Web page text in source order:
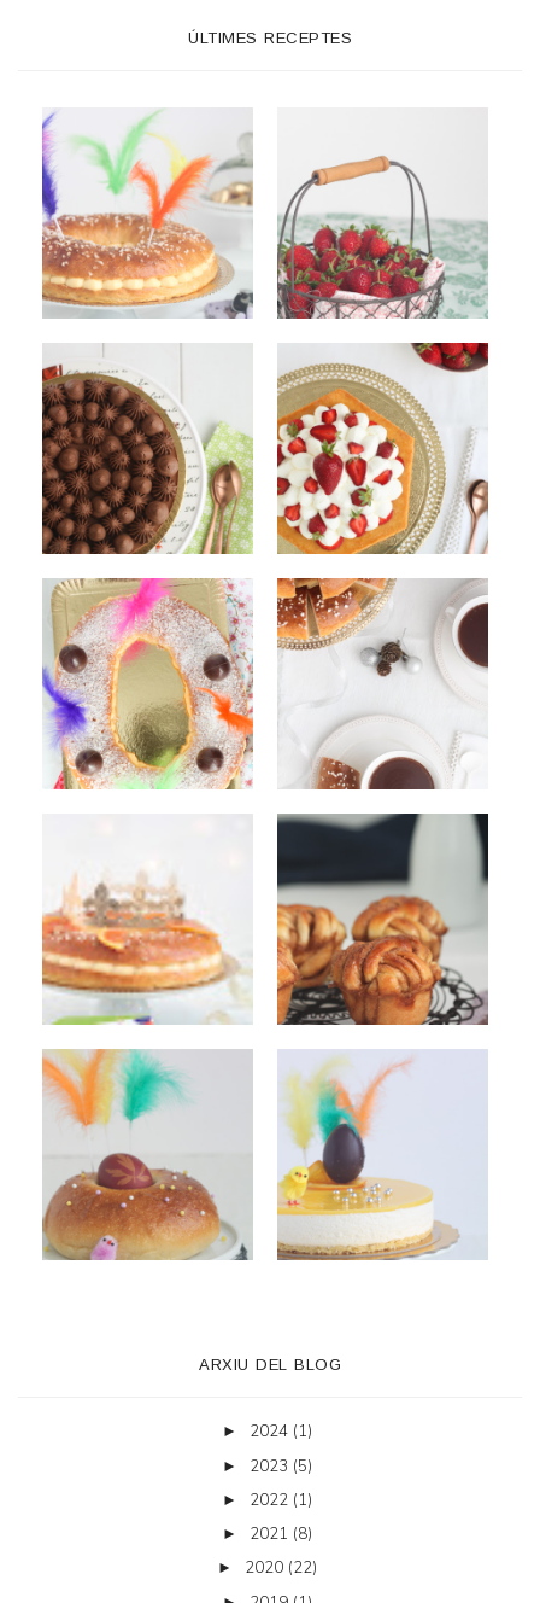
ÚLTIMES RECEPTES
ARXIU DEL BLOG
► 2024 (1)
► 2023 (5)
► 2022 (1)
► 2021 (8)
► 2020 (22)